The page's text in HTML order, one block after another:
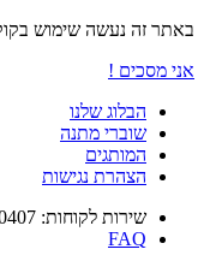
באתר זה נעשה שימוש
אני מסכים !
הבלוג שלנו
שוברי מתנה
המותגים
הצהרת נגישות
שירות לקוחות: 077-8840407
FAQ